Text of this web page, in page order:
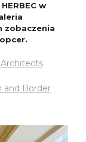
w
zobaczenia
Architects
and Border